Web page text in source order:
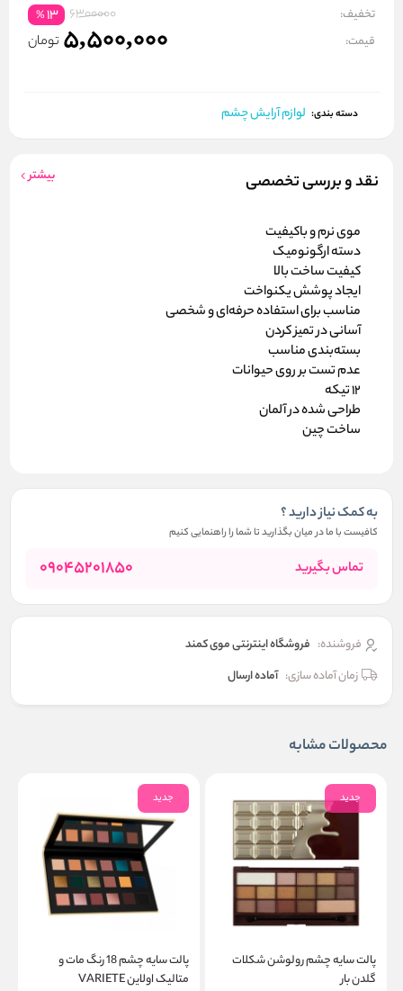
تخفیف: 6300000
13
%
قیمت: 5,500,000 تومان
دسته بندی: لوازم آرایش چشم
نقد و بررسی تخصصی بیشتر
موی نرم و باکیفیت
دسته ارگونومیک
کیفیت ساخت بالا
ایجاد پوشش یکنواخت
مناسب برای استفاده حرفه‌ای و شخصی
آسانی در تمیز کردن
بسته‌بندی مناسب
عدم تست بر روی حیوانات
12 تیکه
طراحی شده در آلمان
ساخت چین
به کمک نیاز دارید ؟
کافیست با ما در میان بگذارید تا شما را راهنمایی کنیم
تماس بگیرید 09045201850
فروشنده: فروشگاه اینترنتی موی کمند
زمان آماده سازی: آماده ارسال
محصولات مشابه
جدید
پالت سایه چشم رولوشن شکلات
گلدن بار
جدید
پالت سایه چشم 18 رنگ مات و
متالیک اولاین VARIETE